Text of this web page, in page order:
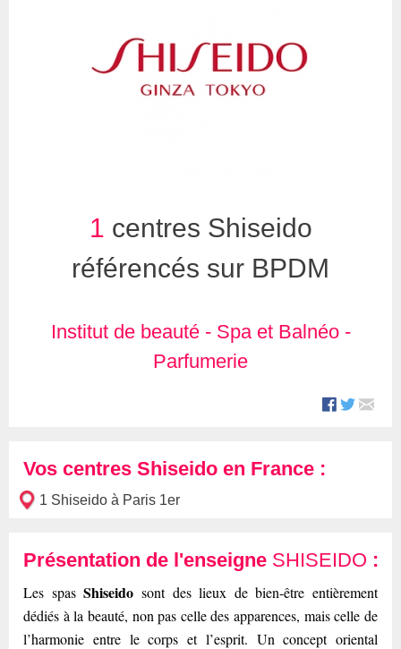
1 centres Shiseido
référencés sur BPDM
Institut de beauté- Spa et Balnéo-
Parfumerie
Vos centres Shiseido en France :
1 Shiseido à Paris 1er
Présentation de l'enseigne SHISEIDO :
Les spasShiseido sont des lieux de bien-être entièrement
dédiés à la beauté, non pas celle des apparences, mais celle de
l’harmonie entre le corps et l’esprit. Un concept oriental